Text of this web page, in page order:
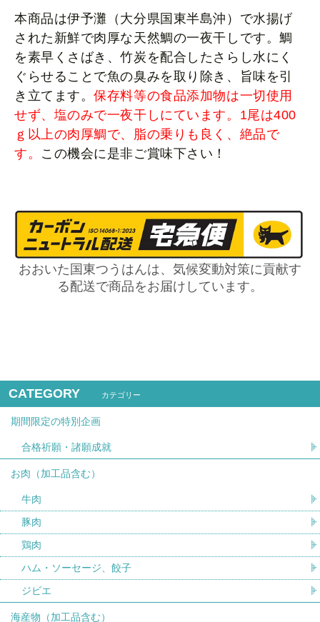
本商品は伊予灘（大分県国東半島沖）で水揚げ
された新鮮で肉厚な天然鯛の一夜干しです。鯛
を素早くさばき、竹炭を配合したさらし水にく
ぐらせることで魚の臭みを取り除き、旨味を引
き立てます。保存料等の食品添加物は一切使用
せず、塩のみで一夜干しにています。1尾は400
ｇ以上の肉厚鯛で、 脂の乗りも良く、絶品で
す。 この機会に是非ご賞味下さい！
おおいた国東つうはんは、気候変動対策に貢献す
る配送で商品をお届けしています。
CATEGORY カテゴリー
期間限定の特別企画
合格祈願・諸願成就
お肉（加工品含む）
牛肉
豚肉
鶏肉
ハム・ソーセージ、餃子
ジビエ
海産物（加工品含む）